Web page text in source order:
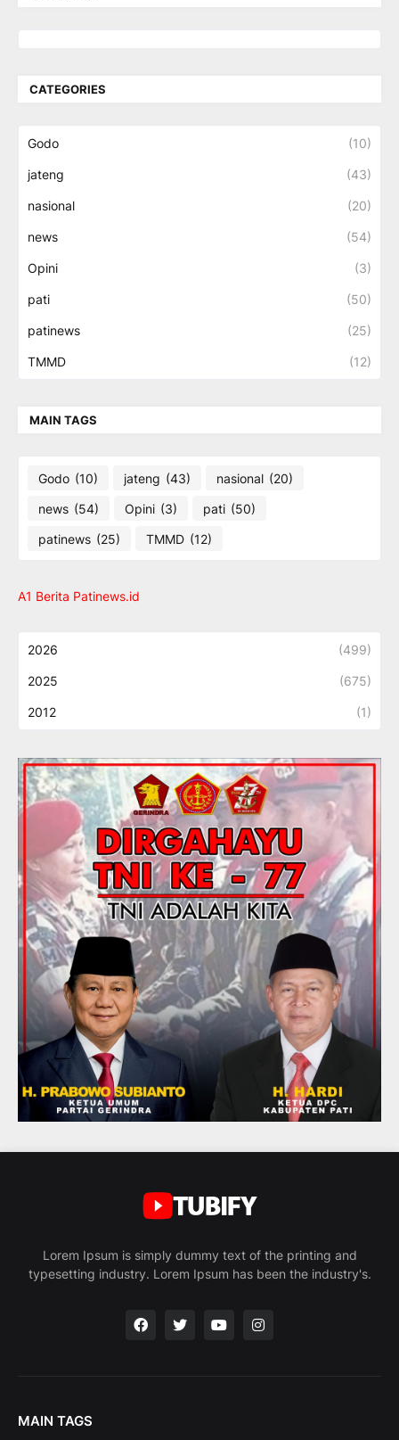
CATEGORIES
Godo (10)
jateng (43)
nasional (20)
news (54)
Opini (3)
pati (50)
patinews (25)
TMMD (12)
MAIN TAGS
Godo (10) jateng (43) nasional (20)
news (54) Opini (3) pati (50)
patinews (25) TMMD (12)
A1 Berita Patinews.id
2026 (499)
2025 (675)
2012 (1)
Lorem Ipsum is simply dummy text of the printing and
typesetting industry. Lorem Ipsum has been the industry's.
MAIN TAGS